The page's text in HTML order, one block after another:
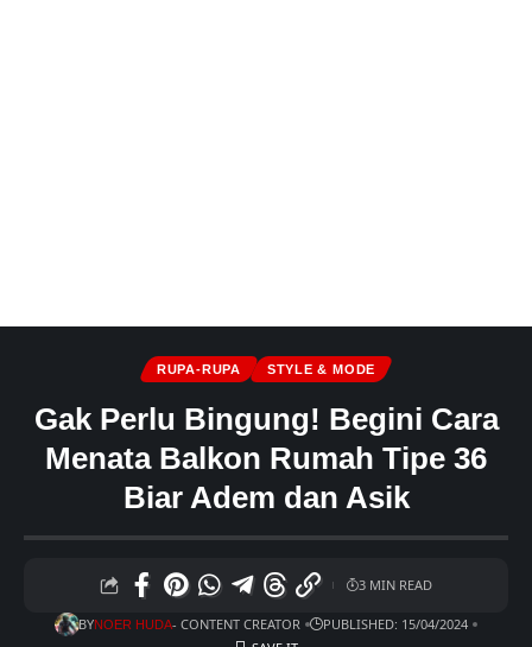
RUPA-RUPA STYLE & MODE
Gak Perlu Bingung! Begini Cara
Menata Balkon Rumah Tipe 36
Biar Adem dan Asik
BYNOER HUDA- CONTENT CREATOR PUBLISHED: 15/04/2024
3 MIN READ